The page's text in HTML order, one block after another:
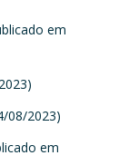
em
08/2023)
em